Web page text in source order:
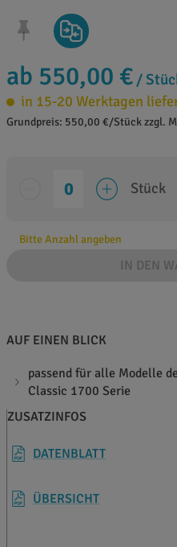
ab 550,00 € /
in 15-20 Werktagen
Grundpreis: 550,00 €/Stück zzgl.
Stück
Bitte Anzahl angeben
IN DEN
AUF EINEN BLICK
passend für alle Modelle
Classic 1700 Serie
ZUSATZINFOS
DATENBLATT
ÜBERSICHT